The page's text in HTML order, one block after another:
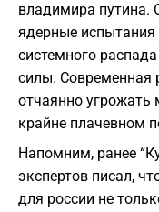
владимира путина.
ядерные
системного
силы. Современная
отчаянно угрожать
крайне плачевном
Напомним, ранее
экспертов писал,
для россии не